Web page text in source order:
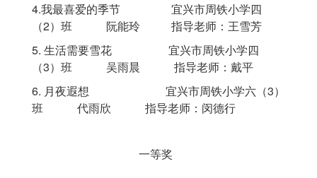
4.我最喜爱的季节
宜兴市周铁小学四
（2） 班 阮能玲 指导老师：王雪芳
5. 生活需要雪花 宜兴市周铁小学四
（3）班 吴雨晨 指导老师：戴平
6. 月夜遐想 宜兴市周铁小学六（3）
班 代雨欣 指导老师：闵德行
一等奖